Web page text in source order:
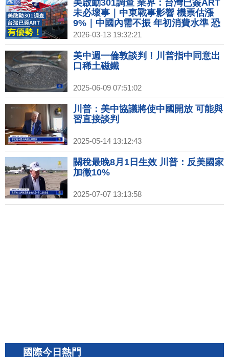
美啟動301調查 業界：台灣已簽ART
未必壞事｜中東戰事影響 機票估漲
9%｜中國內需不振 年初消費水準 恐
創疫情後新低｜川普豁免全球1個月
內買俄油 已裝船限定
2026-03-13 19:32:21
美中週一倫敦談判！川普指中同意出
口稀土磁鐵
2025-06-09 07:51:02
川普：美中協議將使中國開放 可能與
習直接談判
2025-05-14 13:12:43
關稅最晚8月1日生效 川普：反美國家
加徵10%
2025-07-07 13:13:58
國際今日熱門